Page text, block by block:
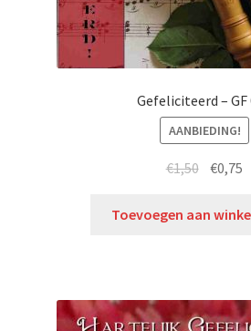
Gefeliciteerd – GF
AANBIEDING!
€1,50 €0,75
Toevoegen aan